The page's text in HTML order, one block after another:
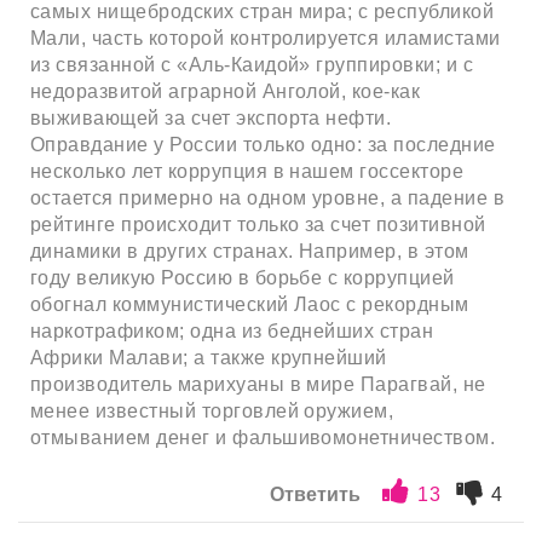
самых нищебродских стран мира; с республикой
Мали, часть которой контролируется иламистами
из связанной с «Аль-Каидой» группировки; и с
недоразвитой аграрной Анголой, кое-как
выживающей за счет экспорта нефти.
Оправдание у России только одно: за последние
несколько лет коррупция в нашем госсекторе
остается примерно на одном уровне, а падение в
рейтинге происходит только за счет позитивной
динамики в других странах. Например, в этом
году великую Россию в борьбе с коррупцией
обогнал коммунистический Лаос с рекордным
наркотрафиком; одна из беднейших стран
Африки Малави; а также крупнейший
производитель марихуаны в мире Парагвай, не
менее известный торговлей оружием,
отмыванием денег и фальшивомонетничеством.
Ответить 13 4